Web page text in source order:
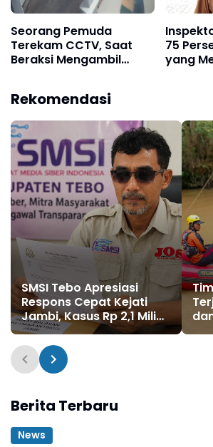
Seorang Pemuda
Terekam CCTV, Saat
Beraksi Mengambil
75
yang
Rekomendasi
SMSI Tebo Apresiasi
Respons Cepat Kejati
Jambi, Kasus Rp 2,1 Miliar
PUPR Tebo Kembali
Disorot
Berita Terbaru
News